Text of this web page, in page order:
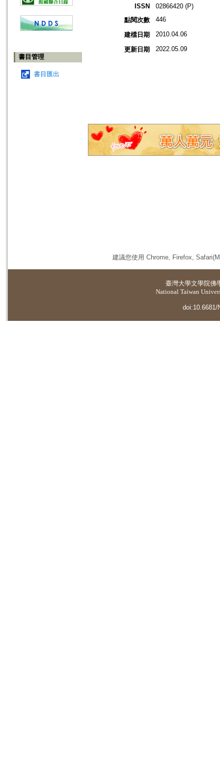
書目管理
書目匯出
ISSN
02866420 (P)
點閱次數
446
建檔日期 2010.04.06
更新日期 2022.05.09
建議您使用 Chrome, Firefox,
臺灣大學文學院佛
National Taiwan
doi:10.6681/